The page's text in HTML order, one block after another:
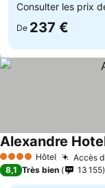
Consulter les prix
De 237 €
4 Étoiles Hôtel Accès
Alexandre
8,1 Très bien 13 155